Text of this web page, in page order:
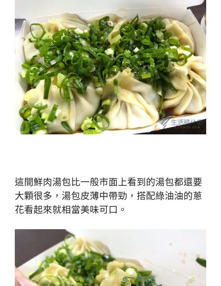
這間鮮肉湯包比一般市面上看到的湯包都還要
大顆很多，湯包皮薄中帶勁，搭配綠油油的蔥
花看起來就相當美味可口。